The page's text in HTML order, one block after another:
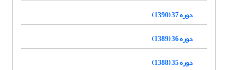
دوره 37 (1390)
دوره 36 (1389)
دوره 35 (1388)